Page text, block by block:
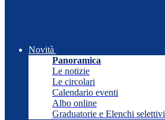
Novità
Panoramica
Le notizie
Le circolari
Calendario eventi
Albo online
Graduatorie e Elenchi selettivi